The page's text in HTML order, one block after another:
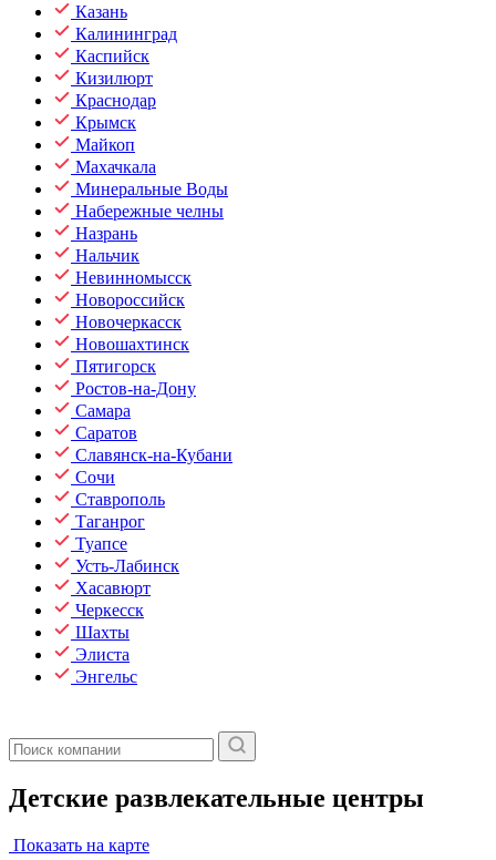
Казань
Калининград
Каспийск
Кизилюрт
Краснодар
Крымск
Майкоп
Махачкала
Минеральные Воды
Набережные челны
Назрань
Нальчик
Невинномысск
Новороссийск
Новочеркасск
Новошахтинск
Пятигорск
Ростов-на-Дону
Самара
Саратов
Славянск-на-Кубани
Сочи
Ставрополь
Таганрог
Туапсе
Усть-Лабинск
Хасавюрт
Черкесск
Шахты
Элиста
Энгельс
Детские развлекательные центры
Показать на карте